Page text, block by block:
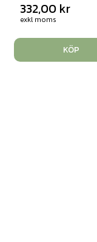
332,00 kr
exkl moms
KÖP